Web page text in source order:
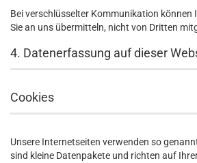
Bei verschlüsselter Kommunikation können
Sie an uns übermitteln, nicht von Dritten
4. Datenerfassung auf dieser
Cookies
Unsere Internetseiten verwenden so
sind kleine Datenpakete und richten auf